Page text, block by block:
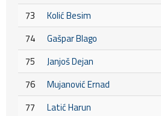
73
Kolić Besim
74
Gašpar Blago
75
Janjoš Dejan
76
Mujanović Ernad
77
Latić Harun